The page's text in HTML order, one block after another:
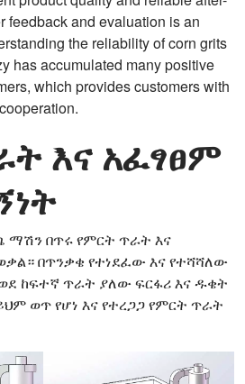
feedback and evaluation is an
the reliability of corn grits
has accumulated many positive
which provides customers with
እና አፈፃፀም
በጥሩ የምርት ጥራት እና
በጥንቃቄ የተነደፈው እና የተሻሻለው
ከፍተኛ ጥራት ያለው ፍርፋሪ እና ዱቄት
ወጥ የሆነ እና የተረጋጋ የምርት ጥራት